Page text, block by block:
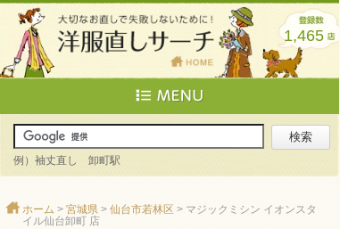
1,465
例）袖丈直し 卸町駅
ホーム > 宮城県 > 仙台市若林区 > マジックミシン イオンスタ
イル仙台卸町 店